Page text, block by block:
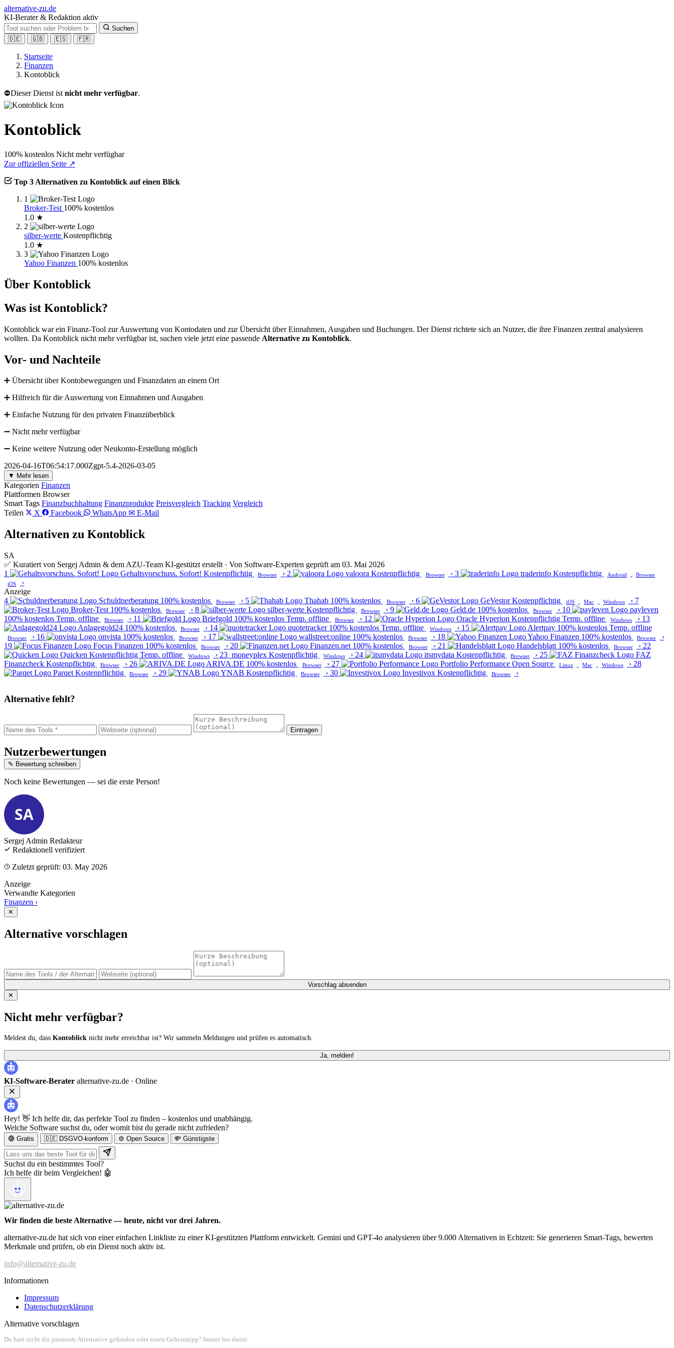
alternative-zu.de
KI-Berater & Redaktion aktiv
Suchen
🇩🇪
🇬🇧 🇪🇸 🇫🇷
Startseite
Finanzen
Kontoblick
⛔Dieser Dienst ist nicht mehr verfügbar.
Kontoblick
100% kostenlos Nicht mehr verfügbar
Zur offiziellen Seite ↗
Top 3 Alternativen zu Kontoblick auf einen Blick
1
Broker-Test 100% kostenlos
1.0 ★
2
silber-werte Kostenpflichtig
1.0 ★
3
Yahoo Finanzen 100% kostenlos
Über Kontoblick
Was ist Kontoblick?
Kontoblick war ein Finanz-Tool zur Auswertung von Kontodaten und zur Übersicht über Einnahmen, Ausgaben und Buchungen. Der Dienst richtete sich an Nutzer, die ihre Finanzen zentral analysieren
wollten. Da Kontoblick nicht mehr verfügbar ist, suchen viele jetzt eine passende Alternative zu Kontoblick.
Vor- und Nachteile
➕ Übersicht über Kontobewegungen und Finanzdaten an einem Ort
➕ Hilfreich für die Auswertung von Einnahmen und Ausgaben
➕ Einfache Nutzung für den privaten Finanzüberblick
➖ Nicht mehr verfügbar
➖ Keine weitere Nutzung oder Neukonto-Erstellung möglich
2026-04-16T06:54:17.000Zgpt-5.4-2026-03-05
▼ Mehr lesen
Kategorien Finanzen
Plattformen Browser
Smart Tags Finanzbuchhaltung Finanzprodukte Preisvergleich Tracking Vergleich
Teilen
X Facebook WhatsApp ✉ E-Mail
Alternativen zu Kontoblick
SA
✅ Kuratiert von Sergej Admin & dem AZU-Team KI-gestützt erstellt · Von Software-Experten geprüft am 03. Mai 2026
1
Gehaltsvorschuss. Sofort! Kostenpflichtig Browser › 2 valoora Kostenpflichtig Browser › 3 traderinfo Kostenpflichtig Android
Browser
iOS
›
Anzeige
4
Schuldnerberatung 100% kostenlos Browser › 5 Thahab 100% kostenlos Browser › 6 GeVestor Kostenpflichtig iOS Mac Windows › 7
Broker-Test 100% kostenlos Browser › 8 silber-werte Kostenpflichtig Browser › 9 Geld.de 100% kostenlos Browser › 10
payleven
100% kostenlos Temp. offline Browser › 11 Briefgold 100% kostenlosTemp. offline Browser › 12 Oracle Hyperion Kostenpflichtig Temp. offline Windows › 13
Anlagegold24 100% kostenlos Browser › 14 quotetracker 100% kostenlosTemp. offline Windows › 15 Alertpay 100% kostenlos Temp. offline
Browser › 16 onvista 100% kostenlos Browser › 17 wallstreet:online 100% kostenlos Browser › 18 Yahoo Finanzen 100% kostenlos Browser
›
19
Focus Finanzen 100% kostenlos Browser › 20 Finanzen.net 100% kostenlos Browser › 21 Handelsblatt 100% kostenlos Browser › 22
Quicken Kostenpflichtig Temp. offline Windows › 23 moneyplex Kostenpflichtig Windows › 24 itsmydata Kostenpflichtig Browser › 25
FAZ
Finanzcheck Kostenpflichtig Browser › 26 ARIVA.DE 100% kostenlos Browser › 27 Portfolio Performance Open Source Linux Mac Windows › 28
Parqet Kostenpflichtig Browser › 29 YNAB Kostenpflichtig Browser › 30 Investivox Kostenpflichtig Browser ›
Alternative fehlt?
Eintragen
Nutzerbewertungen
✎ Bewertung schreiben
Noch keine Bewertungen — sei die erste Person!
SA
Sergej Admin Redakteur
Redaktionell verifiziert
Zuletzt geprüft: 03. May 2026
Anzeige
Verwandte Kategorien
Finanzen ›
✕
Alternative vorschlagen
Vorschlag absenden
✕
Nicht mehr verfügbar?
Meldest du, dass Kontoblick nicht mehr erreichbar ist? Wir sammeln Meldungen und prüfen es automatisch.
Ja, melden!
KI-Software-Berater alternative-zu.de · Online
Hey! 👋 Ich helfe dir, das perfekte Tool zu finden – kostenlos und unabhängig.
Welche Software suchst du, oder womit bist du gerade nicht zufrieden?
🟢 Gratis 🇩🇪 DSGVO-konform ⚙️ Open Source 💸 Günstigste
Suchst du ein bestimmtes Tool?
Ich helfe dir beim Vergleichen! 🤖
Wir finden die beste Alternative — heute, nicht vor drei Jahren.
alternative-zu.de hat sich von einer einfachen Linkliste zu einer KI-gestützten Plattform entwickelt. Gemini und GPT-4o analysieren über 9.000 Alternativen in Echtzeit: Sie generieren Smart-Tags, bewerten
Merkmale und prüfen, ob ein Dienst noch aktiv ist.
info@alternative-zu.de
Informationen
Impressum
Datenschutzerklärung
Alternative vorschlagen
Du hast nicht die passende Alternative gefunden oder einen Geheimtipp? Immer her damit: